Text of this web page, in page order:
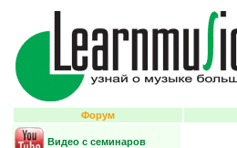
Форум
Видео с семинаров